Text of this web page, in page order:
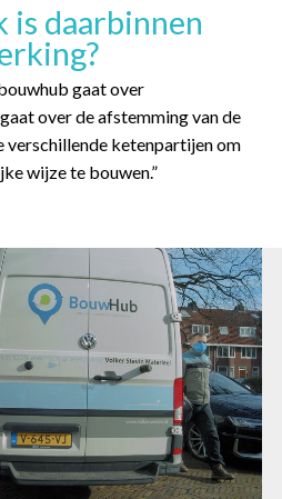
is daarbinnen
gaat over
over de afstemming van de
verschillende ketenpartijen om
wijze te bouwen.”